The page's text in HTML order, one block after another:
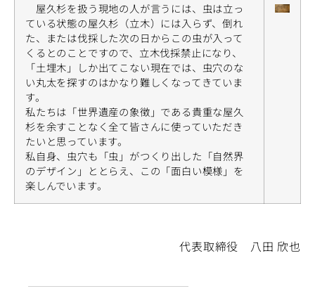
屋久杉を扱う現地の人が言うには、虫は立っ
ている状態の屋久杉（立木）には入らず、倒れ
た、または伐採した次の日からこの虫が入って
くるとのことですので、立木伐採禁止になり、
「土埋木」しか出てこない現在では、虫穴のな
い丸太を探すのはかなり難しくなってきていま
す。
私たちは「世界遺産の象徴」である貴重な屋久
杉を余すことなく全て皆さんに使っていただき
たいと思っています。
私自身、虫穴も「虫」がつくり出した「自然界
のデザイン」ととらえ、この「面白い模様」を
楽しんでいます。
代表取締役 八田 欣也